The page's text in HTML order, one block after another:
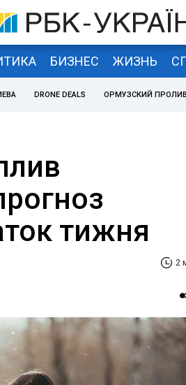
БИЗНЕС ЖИЗНЬ
DRONE DEALS ОРМУЗСКИЙ ПРОЛИВ
тижня
2